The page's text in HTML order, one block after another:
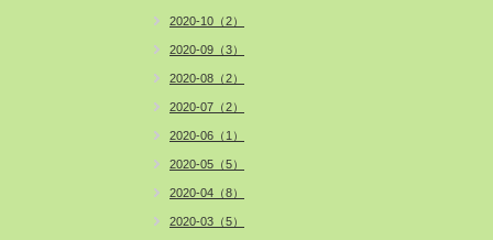
2020-10（2）
2020-09（3）
2020-08（2）
2020-07（2）
2020-06（1）
2020-05（5）
2020-04（8）
2020-03（5）